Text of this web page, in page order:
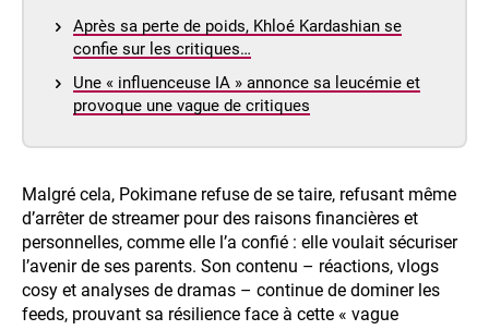
Après sa perte de poids, Khloé Kardashian se
confie sur les critiques…
Une « influenceuse IA » annonce sa leucémie et
provoque une vague de critiques
Malgré cela, Pokimane refuse de se taire, refusant même
d’arrêter de streamer pour des raisons financières et
personnelles, comme elle l’a confié : elle voulait sécuriser
l’avenir de ses parents. Son contenu – réactions, vlogs
cosy et analyses de dramas – continue de dominer les
feeds, prouvant sa résilience face à cette « vague